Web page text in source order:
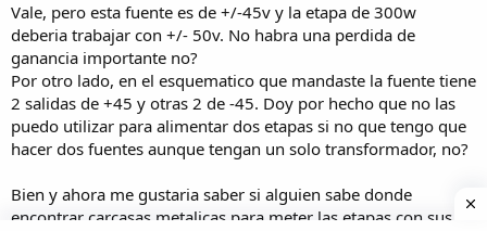
Vale, pero esta fuente es de +/-45v y la etapa de 300w
deberia trabajar con +/- 50v. No habra una perdida de
ganancia importante no?
Por otro lado, en el esquematico que mandaste la fuente tiene
2 salidas de +45 y otras 2 de -45. Doy por hecho que no las
puedo utilizar para alimentar dos etapas si no que tengo que
hacer dos fuentes aunque tengan un solo transformador, no?
Bien y ahora me gustaria saber si alguien sabe donde
encontrar carcasas metalicas para meter las etapas con sus